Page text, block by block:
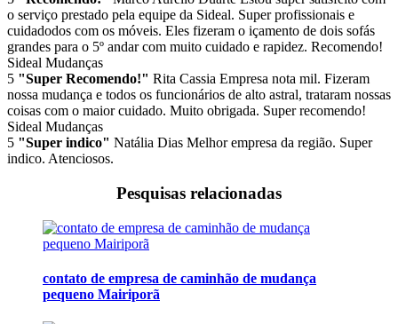
o serviço prestado pela equipe da Sideal. Super profissionais e
cuidadodos com os móveis. Eles fizeram o içamento de dois sofás
grandes para o 5º andar com muito cuidado e rapidez. Recomendo!
Sideal Mudanças
5 "Super Recomendo!" Rita Cassia Empresa nota mil. Fizeram
nossa mudança e todos os funcionários de alto astral, trataram nossas
coisas com o maior cuidado. Muito obrigada. Super recomendo!
Sideal Mudanças
5 "Super indico" Natália Dias Melhor empresa da região. Super
indico. Atenciosos.
Pesquisas relacionadas
contato de empresa de caminhão de mudança
pequeno Mairiporã